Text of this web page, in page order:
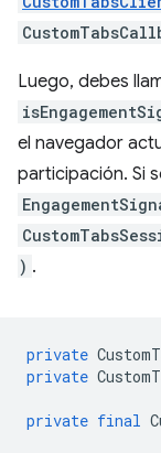
Luego, debes
el navegador
participación. Si
) .
private
private
private final